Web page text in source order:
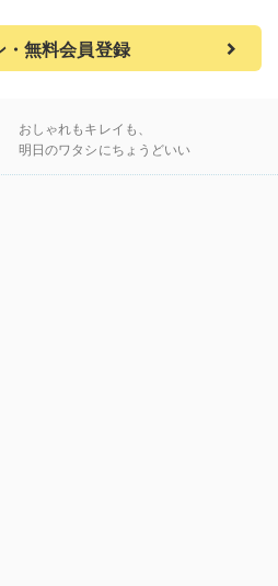
・無料会員登録
おしゃれもキレイも、
明日のワタシにちょうどいい